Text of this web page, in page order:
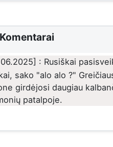
Komentarai
: Rusiškai
sako "alo alo ?"
girdėjosi daugiau
patalpoje.